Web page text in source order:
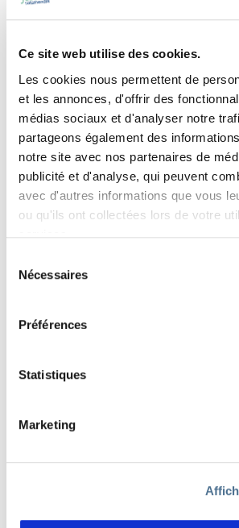
Ce site web utilise des cookies.
Les cookies nous permettent de
et les annonces, d'offrir des
médias sociaux et d'analyser notre
partageons également des
notre site avec nos partenaires de
publicité et d'analyse, qui peuvent
avec d'autres informations que vous
ou qu'ils ont collectées lors de votre
Nécessaires
Préférences
Statistiques
Marketing
SÉLECTION DES ARTISTES POUR
EDITION 2026 "FORÊTS"
SALAMANDRE!